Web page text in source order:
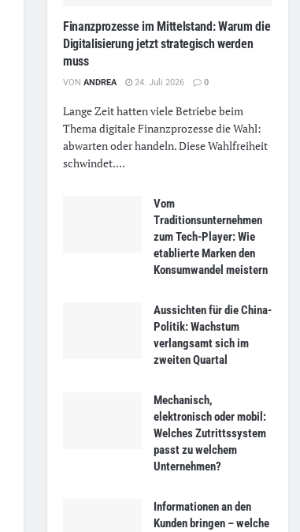
Finanzprozesse im Mittelstand: Warum die
Digitalisierung jetzt strategisch werden
muss
VON ANDREA 24. Juli 2026 0
Lange Zeit hatten viele Betriebe beim
Thema digitale Finanzprozesse die Wahl:
abwarten oder handeln. Diese Wahlfreiheit
schwindet....
Vom
Traditionsunternehmen
zum Tech-Player: Wie
etablierte Marken den
Konsumwandel meistern
Aussichten für die China-
Politik: Wachstum
verlangsamt sich im
zweiten Quartal
Mechanisch,
elektronisch oder mobil:
Welches Zutrittssystem
passt zu welchem
Unternehmen?
Informationen an den
Kunden bringen – welche